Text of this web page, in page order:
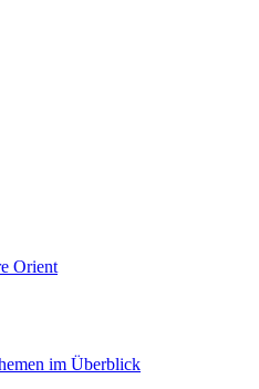
Orient
im Überblick